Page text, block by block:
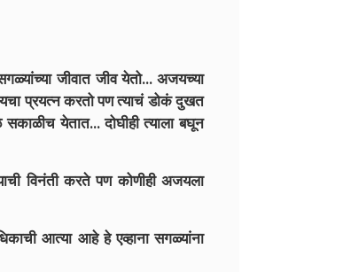
जीवात जीव येतो... अजयच्या
प्रयत्न करतो पण त्याचं डोकं दुखत
येतात... दोघीही त्याला बघून
विनंती करते पण कोणीही अजयला
आत्या आहे हे एव्हाना सगळ्यांना